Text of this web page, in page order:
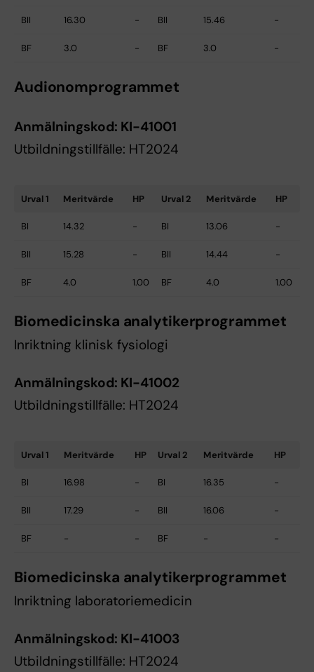
BII 16.30 - BII 15.46 -
BF 3.0 - BF 3.0 -
Audionomprogrammet
Anmälningskod: KI-41001
Utbildningstillfälle: HT2024
Urval 1 Meritvärde HP Urval 2 Meritvärde HP
BI 14.32 - BI 13.06 -
BII 15.28 - BII 14.44 -
BF 4.0 1.00 BF 4.0 1.00
Biomedicinska analytikerprogrammet
Inriktning klinisk fysiologi
Anmälningskod: KI-41002
Utbildningstillfälle: HT2024
Urval 1 Meritvärde HP Urval 2 Meritvärde HP
BI 16.98 - BI 16.35 -
BII 17.29 - BII 16.06 -
BF - - BF - -
Biomedicinska analytikerprogrammet
Inriktning laboratoriemedicin
Anmälningskod: KI-41003
Utbildningstillfälle: HT2024